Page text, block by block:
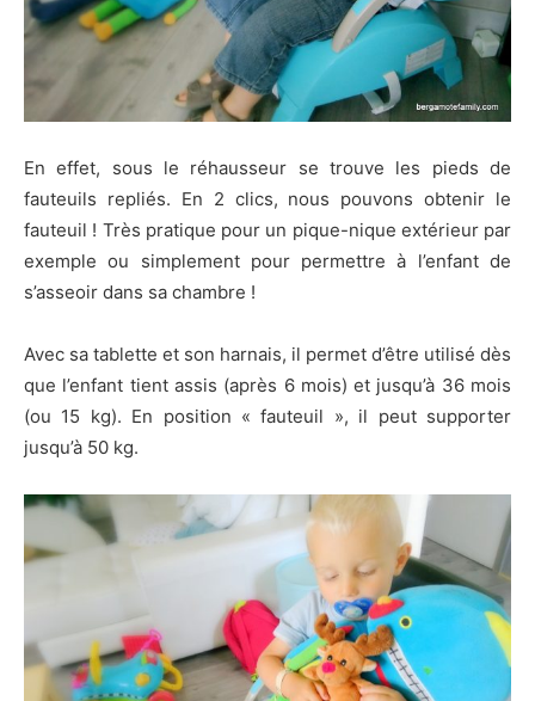
En effet, sous le réhausseur se trouve les pieds de
fauteuils repliés. En 2 clics, nous pouvons obtenir le
fauteuil ! Très pratique pour un pique-nique extérieur par
exemple ou simplement pour permettre à l’enfant de
s’asseoir dans sa chambre !
Avec sa tablette et son harnais, il permet d’être utilisé dès
que l’enfant tient assis (après 6 mois) et jusqu’à 36 mois
(ou 15 kg). En position « fauteuil », il peut supporter
jusqu’à 50 kg.